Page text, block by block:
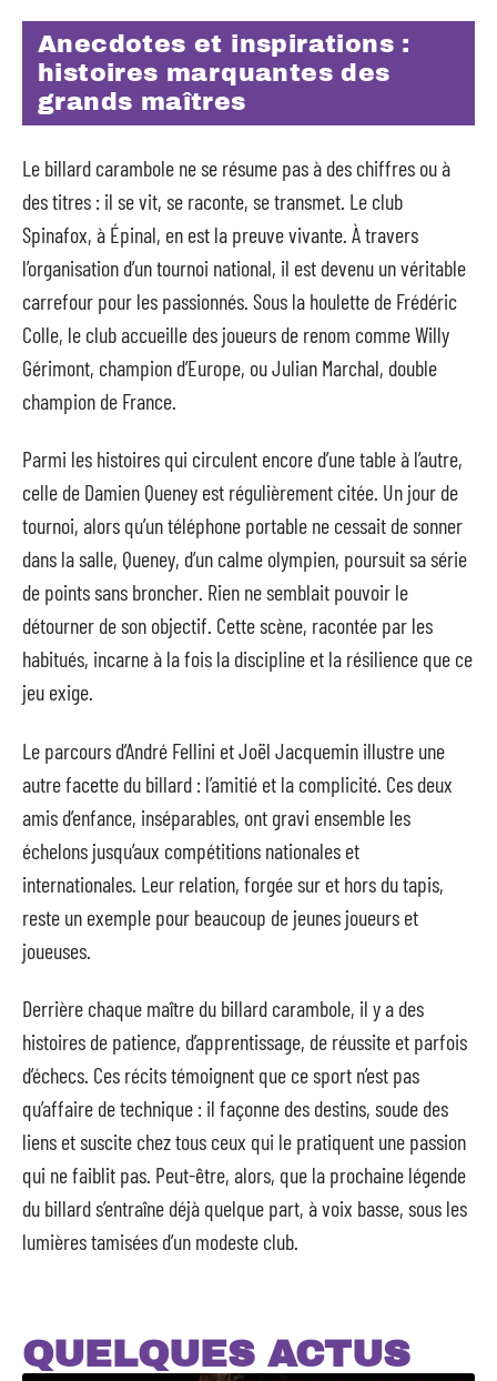
Anecdotes et inspirations :
histoires marquantes des
grands maîtres
Le billard carambole ne se résume pas à des chiffres ou à
des titres : il se vit, se raconte, se transmet. Le club
Spinafox, à Épinal, en est la preuve vivante. À travers
l’organisation d’un tournoi national, il est devenu un véritable
carrefour pour les passionnés. Sous la houlette de Frédéric
Colle, le club accueille des joueurs de renom comme Willy
Gérimont, champion d’Europe, ou Julian Marchal, double
champion de France.
Parmi les histoires qui circulent encore d’une table à l’autre,
celle de Damien Queney est régulièrement citée. Un jour de
tournoi, alors qu’un téléphone portable ne cessait de sonner
dans la salle, Queney, d’un calme olympien, poursuit sa série
de points sans broncher. Rien ne semblait pouvoir le
détourner de son objectif. Cette scène, racontée par les
habitués, incarne à la fois la discipline et la résilience que ce
jeu exige.
Le parcours d’André Fellini et Joël Jacquemin illustre une
autre facette du billard : l’amitié et la complicité. Ces deux
amis d’enfance, inséparables, ont gravi ensemble les
échelons jusqu’aux compétitions nationales et
internationales. Leur relation, forgée sur et hors du tapis,
reste un exemple pour beaucoup de jeunes joueurs et
joueuses.
Derrière chaque maître du billard carambole, il y a des
histoires de patience, d’apprentissage, de réussite et parfois
d’échecs. Ces récits témoignent que ce sport n’est pas
qu’affaire de technique : il façonne des destins, soude des
liens et suscite chez tous ceux qui le pratiquent une passion
qui ne faiblit pas. Peut-être, alors, que la prochaine légende
du billard s’entraîne déjà quelque part, à voix basse, sous les
lumières tamisées d’un modeste club.
QUELQUES ACTUS